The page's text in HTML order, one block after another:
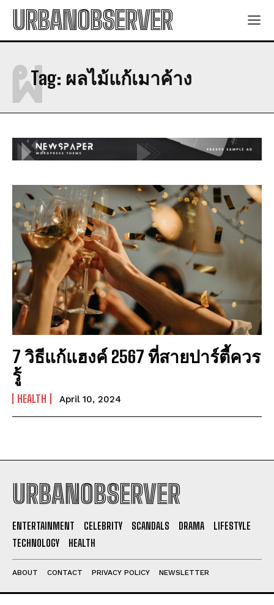
I've read and accept the
URBANOBSERVER
Tag: ผลไม้แก้เมาค้าง
ผ
7 วิธีแก้แฮงค์ 2567 ที่สายปาร์ตี้ควร
รู้
HEALTH April 10, 2024
URBANOBSERVER
ENTERTAINMENT CELEBRITY SCANDALS DRAMA
LIFESTYLE
TECHNOLOGY
HEALTH
ABOUT CONTACT PRIVACY POLICY NEWSLETTER